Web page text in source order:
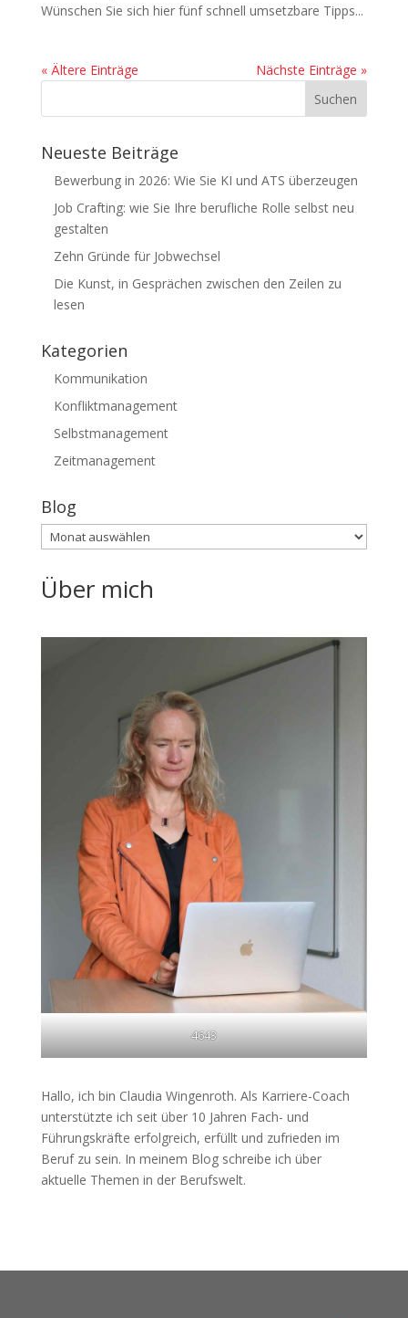
Wünschen Sie sich hier fünf schnell umsetzbare Tipps...
« Ältere Einträge Nächste Einträge »
Neueste Beiträge
Bewerbung in 2026: Wie Sie KI und ATS überzeugen
Job Crafting: wie Sie Ihre berufliche Rolle selbst neu
gestalten
Zehn Gründe für Jobwechsel
Die Kunst, in Gesprächen zwischen den Zeilen zu
lesen
Kategorien
Kommunikation
Konfliktmanagement
Selbstmanagement
Zeitmanagement
Blog
Blog
Über mich
4643
Hallo, ich bin Claudia Wingenroth. Als Karriere-Coach
unterstützte ich seit über 10 Jahren Fach- und
Führungskräfte erfolgreich, erfüllt und zufrieden im
Beruf zu sein. In meinem Blog schreibe ich über
aktuelle Themen in der Berufswelt.